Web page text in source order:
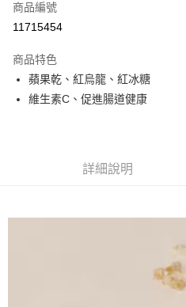
LINE Pay
街口支付
悠遊付
1.本服務由台灣大哥大提供，台灣大哥
2.付款方式選擇「大哥付你分期」，訂
流程，驗證手機門號後，選擇欲分期的
3.實際核准額度、可分期數及費用金額
AFTEE先享後付是「在收到商品之後
商品編號
11715454
商品特色
蘋果乾、紅烏龍、紅冰糖
維生素C、促進腸道健康
詳細說明